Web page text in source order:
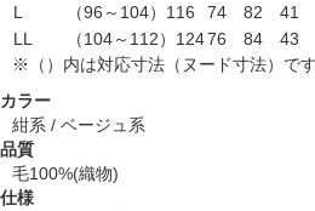
L
（96～104）116 74 82
41
LL
（104～112）12476 84
43
※（）内は対応寸法（ヌード寸法）で
カラー
紺系 / ベージュ系
品質
毛100%(織物)
仕様